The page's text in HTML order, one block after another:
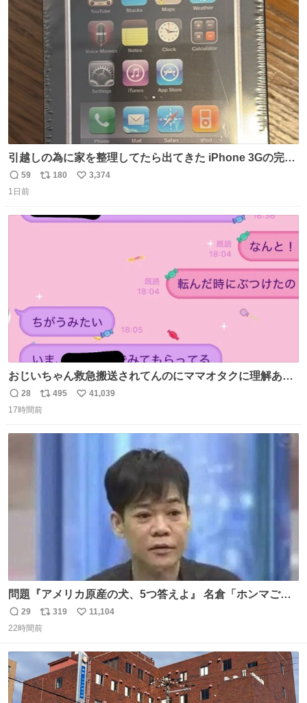
ト
数
数
引越しの為に家を整理してたら出てきた iPhone 3Gの完全
未開封品 かなり前に楽天だかで買った多分未使用のデモ機
で-が出るのだと思うんだよね ヤフオクで売れてない190万
本初のモデルではあるけど´д` ; #Apple #iPhone3G
返
信
59
リ
ト
180
い
数
3,374
1日前
おじいちゃん救急搬送されてんのにママオタクに理解あっ
て不謹慎だけどウケる
返
信
28
リ
ポ
495
い
41,039
17時間前
問題『アメリカ原産の犬、5つ答えよ』 名倉「ホンマごめ
ん。 日本」
返
信
29
リ
ポ
ト
数
319
い
数
11,104
22時間前